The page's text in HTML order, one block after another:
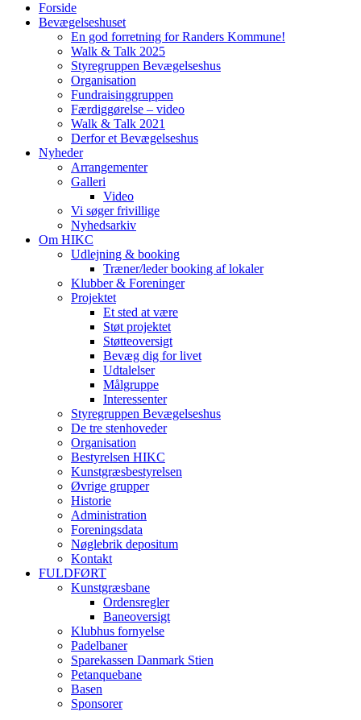
Forside
Bevægelseshuset
En god forretning for Randers Kommune!
Walk & Talk 2025
Styregruppen Bevægelseshus
Organisation
Fundraisinggruppen
Færdiggørelse – video
Walk & Talk 2021
Derfor et Bevægelseshus
Nyheder
Arrangementer
Galleri
Video
Vi søger frivillige
Nyhedsarkiv
Om HIKC
Udlejning & booking
Træner/leder booking af lokaler
Klubber & Foreninger
Projektet
Et sted at være
Støt projektet
Støtteoversigt
Bevæg dig for livet
Udtalelser
Målgruppe
Interessenter
Styregruppen Bevægelseshus
De tre stenhoveder
Organisation
Bestyrelsen HIKC
Kunstgræsbestyrelsen
Øvrige grupper
Historie
Administration
Foreningsdata
Nøglebrik depositum
Kontakt
FULDFØRT
Kunstgræsbane
Ordensregler
Baneoversigt
Klubhus fornyelse
Padelbaner
Sparekassen Danmark Stien
Petanquebane
Basen
Sponsorer